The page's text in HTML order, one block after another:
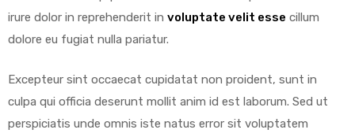
irure dolor in reprehenderit in voluptate velit esse cillum
dolore eu fugiat nulla pariatur.
Excepteur sint occaecat cupidatat non proident, sunt in
culpa qui officia deserunt mollit anim id est laborum. Sed ut
perspiciatis unde omnis iste natus error sit voluptatem